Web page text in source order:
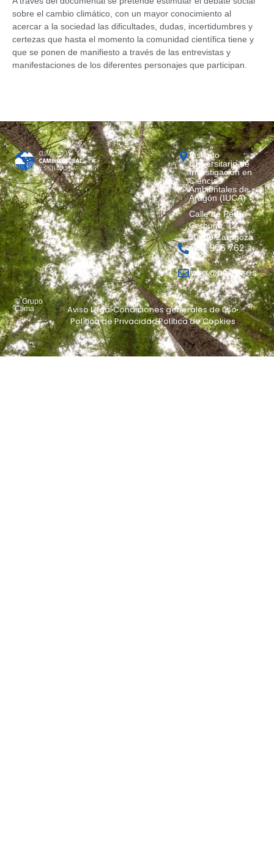
sobre el cambio climático, con un mayor conocimiento al
acercar a la sociedad las dificultades, dudas, incertidumbres y
certezas que hasta el momento la comunidad científica tiene y
que se ponen de manifiesto a través de las entrevistas y
manifestaciones de los diferentes personajes que participan.
Instituto
Universitario de
Investigación en
Ciencias
Ambientales de
Aragón (IUCA)
Calle de Pedro
Cerbuna, 12,
50009 Zaragoza
+34 976 762
972
iuca@unizar.es
© Grupo
Clima
Aviso LegalCondiciones generales de uso
Política de PrivacidadPolítica de Cookies